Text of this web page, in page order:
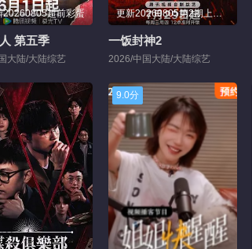
20260805超前彩蛋
第五季
大陆/大陆综艺
更新20260805第2期上纯享
一饭封神2
2026/中国大陆/大陆综艺
9.0分